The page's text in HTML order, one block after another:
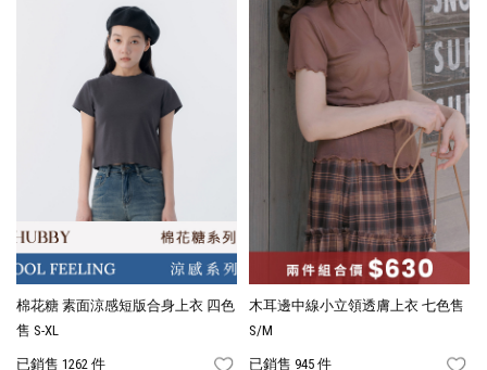
棉花糖 素面涼感短版合身上衣 四色
售 S-XL
已銷售 1262 件 FAVORITES
木耳邊中線小立領透膚上衣 七色售
S/M
已銷售 945 件